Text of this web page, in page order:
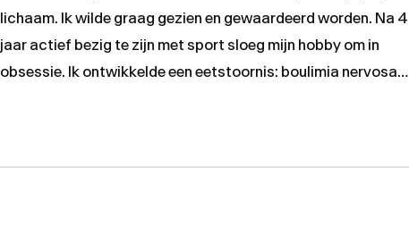
lichaam. Ik wilde graag gezien en gewaardeerd worden. Na 4
jaar actief bezig te zijn met sport sloeg mijn hobby om in
obsessie. Ik ontwikkelde een eetstoornis: boulimia nervosa…